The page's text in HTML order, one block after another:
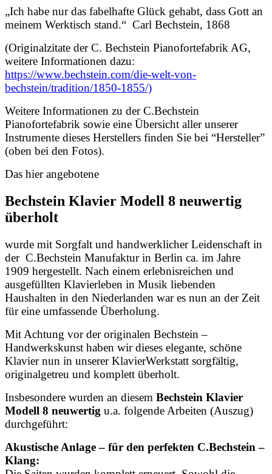
„Ich habe nur das fabelhafte Glück gehabt, dass Gott an
meinem Werktisch stand.“ Carl Bechstein, 1868
(Originalzitate der C. Bechstein Pianofortefabrik AG,
weitere Informationen dazu:
https://www.bechstein.com/die-welt-von-
bechstein/tradition/1850-1855/)
Weitere Informationen zu der C.Bechstein
Pianofortefabrik sowie eine Übersicht aller unserer
Instrumente dieses Herstellers finden Sie bei “Hersteller”
(oben bei den Fotos).
Das hier angebotene
Bechstein Klavier Modell 8 neuwertig
überholt
wurde mit Sorgfalt und handwerklicher Leidenschaft in
der C.Bechstein Manufaktur in Berlin ca. im Jahre
1909 hergestellt. Nach einem erlebnisreichen und
ausgefüllten Klavierleben in Musik liebenden
Haushalten in den Niederlanden war es nun an der Zeit
für eine umfassende Überholung.
Mit Achtung vorder originalen Bechstein –
Handwerkskunst haben wir dieses elegante, schöne
Klavier nun in unserer KlavierWerkstatt sorgfältig,
originalgetreu und komplett überholt.
Insbesondere wurden an diesem Bechstein Klavier
Modell 8 neuwertig u.a. folgende Arbeiten (Auszug)
durchgeführt:
Akustische Anlage – für den perfekten C.Bechstein –
Klang: